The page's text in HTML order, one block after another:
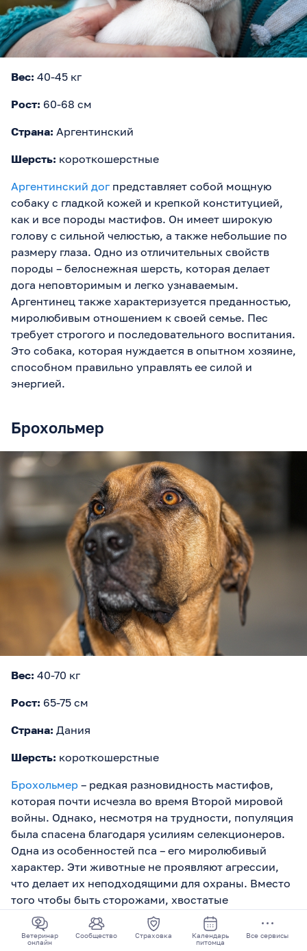
Ветеринар
онлайн
Сообщество Страховка
Календарь
питомца
Все сервисы
Вес: 40-45 кг
Рост: 60-68 см
Страна: Аргентинский
Шерсть: короткошерстные
Аргентинский дог представляет собой мощную
собаку с гладкой кожей и крепкой конституцией,
как и все породы мастифов. Он имеет широкую
голову с сильной челюстью, а также небольшие по
размеру глаза. Одно из отличительных свойств
породы – белоснежная шерсть, которая делает
дога неповторимым и легко узнаваемым.
Аргентинец также характеризуется преданностью,
миролюбивым отношением к своей семье. Пес
требует строгого и последовательного воспитания.
Это собака, которая нуждается в опытном хозяине,
способном правильно управлять ее силой и
энергией.
Брохольмер
Вес: 40-70 кг
Рост: 65-75 см
Страна: Дания
Шерсть: короткошерстные
Брохольмер – редкая разновидность мастифов,
которая почти исчезла во время Второй мировой
войны. Однако, несмотря на трудности, популяция
была спасена благодаря усилиям селекционеров.
Одна из особенностей пса – его миролюбивый
характер. Эти животные не проявляют агрессии,
что делает их неподходящими для охраны. Вместо
того чтобы быть сторожами, хвостатые
предпочитают просто наслаждаться жизнью и
находиться в окружении заботы и ласки. Их